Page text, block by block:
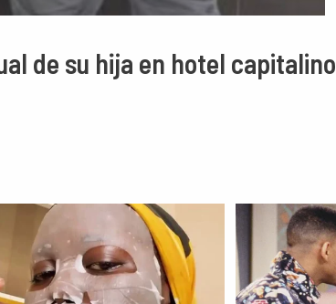
de su hija en hotel capitalino